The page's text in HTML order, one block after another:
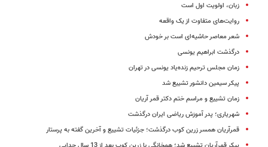
زبان، اولویت اول است
روایت‌های متفاوت از یک واقعه
شعر معاصر حاشیه‌ای است بر خودش
درگذشت ابراهیم یونسی
زمان مجلس ترحیم زنده‌یاد یونسی در تهران
پیکر سیمین دانشور تشییع شد
زمان تشییع و مراسم ختم دکتر قمر آریان
شهریاری؛ پدر آموزش ریاضی ایران درگذشت
قمر‌آریان همسر زرین کوب درگذشت؛ جزئیات تشییع و آخرین گفته به پرستار